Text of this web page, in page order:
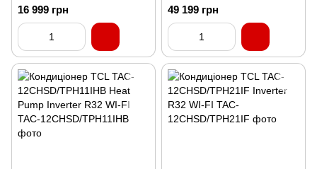
WI-FI Ready
16 999 грн
Inverter R32 WI-FI
49 199 грн